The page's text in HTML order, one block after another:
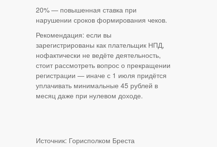
20% — повышенная ставка при
нарушении сроков формирования чеков.
Рекомендация: если вы
зарегистрированы как плательщик НПД,
нофактически не ведёте деятельность,
стоит рассмотреть вопрос о прекращении
регистрации — иначе с 1 июля придётся
уплачивать минимальные 45 рублей в
месяц даже при нулевом доходе.
Источник: Горисполком Бреста